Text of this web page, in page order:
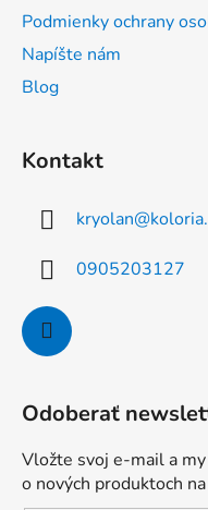
Podmienky ochrany
Napíšte nám
Blog
Kontakt
kryolan@
0905203127
Odoberať
Vložte svoj e-mail a
o nových produktoch